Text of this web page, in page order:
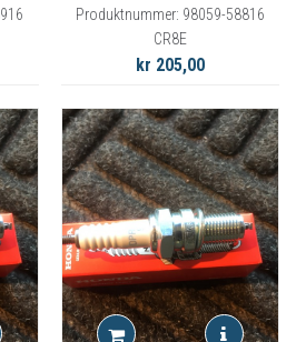
Produktnummer: 98059-58816
CR8E
kr 205,00